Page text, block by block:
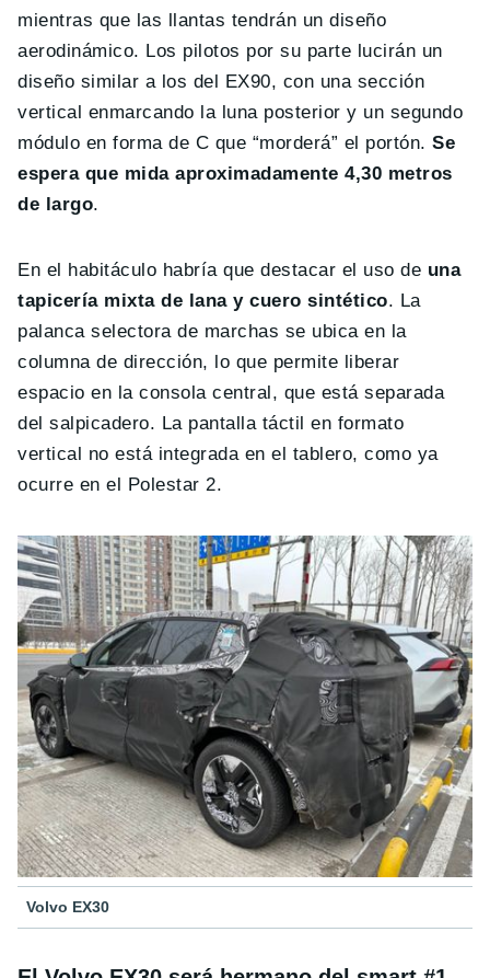
mientras que las llantas tendrán un diseño
aerodinámico. Los pilotos por su parte lucirán un
diseño similar a los del EX90, con una sección
vertical enmarcando la luna posterior y un segundo
módulo en forma de C que “morderá” el portón. Se
espera que mida aproximadamente 4,30 metros
de largo.
En el habitáculo habría que destacar el uso de una
tapicería mixta de lana y cuero sintético. La
palanca selectora de marchas se ubica en la
columna de dirección, lo que permite liberar
espacio en la consola central, que está separada
del salpicadero. La pantalla táctil en formato
vertical no está integrada en el tablero, como ya
ocurre en el Polestar 2.
Volvo EX30